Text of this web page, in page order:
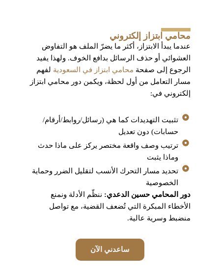
محامي ابتزاز إلكتروني
عندما يبدأ الابتزاز، أكثر ما يضرّ الملف هو التفاوض
العشوائي أو حذف الرسائل بدافع الخوف. ولهذا يفيد
الرجوع إلى صفحة محامي ابتزاز في السعودية لفهم
مسار التعامل من أول لحظة، ويكمن دور محامي ابتزاز
إلكتروني في:
تثبيت التهديدات كما هي (رسائل/روابط/أرقام/
حسابات) دون تعديل
ترتيب وصف واقعة مختصر يركز على ماذا حدث
وماذا يثبت
تحديد مسار التحرك الأنسب لتقليل الضرر وحماية
الخصوصية
دور المحامي حسين الدعدي: ننظّم الأدلة ونمنع
الأخطاء المبكرة التي تُضعف القضية، مع تواصل
منضبط وسرية عالية.
ساعدني الآن